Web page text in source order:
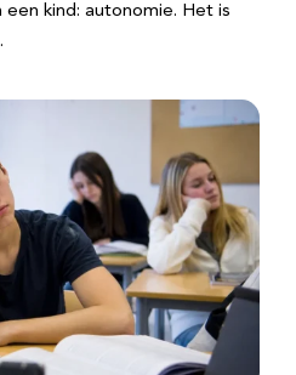
kind: autonomie. Het is